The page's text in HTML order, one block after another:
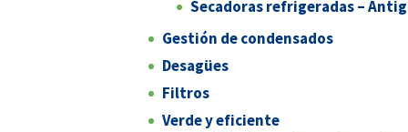
Secadoras refrigeradas –
Gestión de condensados
Desagües
Filtros
Verde y eficiente